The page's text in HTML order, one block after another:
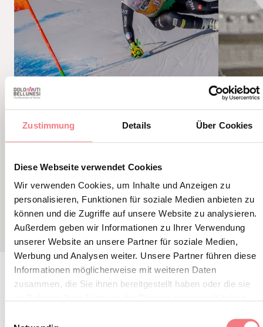
Zustimmung Details Über Cookies
Diese Webseite verwendet Cookies
Wir verwenden Cookies, um Inhalte und Anzeigen zu
personalisieren, Funktionen für soziale Medien anbieten zu
können und die Zugriffe auf unsere Website zu analysieren.
Außerdem geben wir Informationen zu Ihrer Verwendung
unserer Website an unsere Partner für soziale Medien,
Werbung und Analysen weiter. Unsere Partner führen diese
Informationen möglicherweise mit weiteren Daten
zusammen, die Sie ihnen bereitgestellt haben oder die sie
WIE MAN EIN PROTAGONIST
WIRD
2026